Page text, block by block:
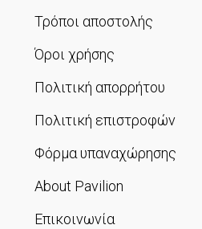
Τρόποι αποστολής
Όροι χρήσης
Πολιτική απορρήτου
Πολιτική επιστροφών
Φόρμα υπαναχώρησης
About Pavilion
Επικοινωνία